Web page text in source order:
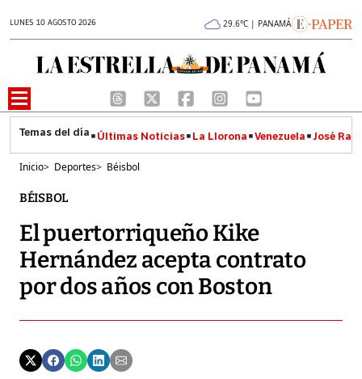
LUNES 10 AGOSTO 2026 29.6°C | PANAMÁ
Últimas Noticias La Llorona Venezuela José
Inicio> Deportes> Béisbol
BÉISBOL
El puertorriqueño Kike
Hernández acepta contrato
por dos años con Boston